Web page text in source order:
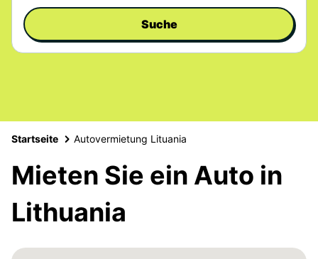
Suche
Startseite Autovermietung Lituania
Mieten Sie ein Auto in
Lithuania